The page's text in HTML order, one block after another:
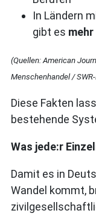
In Ländern
gibt es mehr
(Quellen: American
Menschenhandel /
Diese Fakten
bestehende
Was jede:r
Damit es in
Wandel kommt,